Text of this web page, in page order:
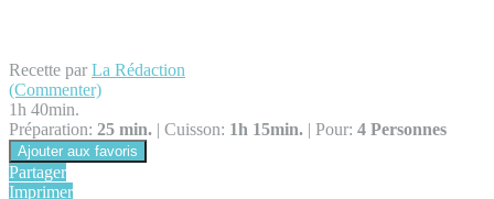
Recette par La Rédaction
(Commenter)
1h 40min.
Préparation: 25 min. | Cuisson: 1h 15min. | Pour: 4 Personnes
Ajouter aux favoris
Partager
Imprimer